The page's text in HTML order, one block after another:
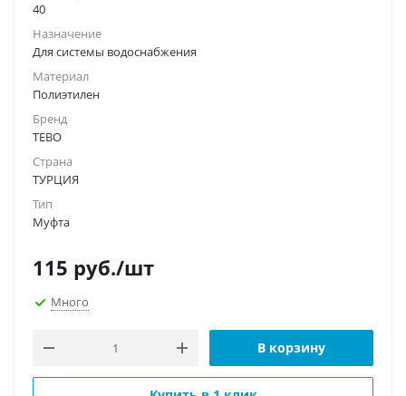
40
Назначение
Для системы водоснабжения
Материал
Полиэтилен
Бренд
TEBO
Страна
ТУРЦИЯ
Тип
Муфта
115 руб./шт
Много
В корзину